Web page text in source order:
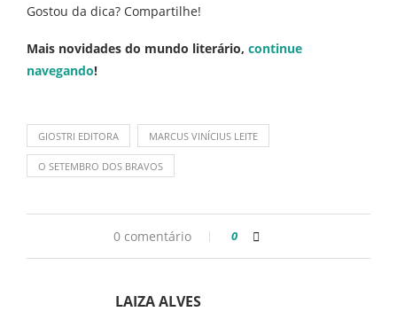
Gostou da dica? Compartilhe!
Mais novidades do mundo literário, continue
navegando!
GIOSTRI EDITORA MARCUS VINÍCIUS LEITE
O SETEMBRO DOS BRAVOS
0 comentário 0
LAIZA ALVES